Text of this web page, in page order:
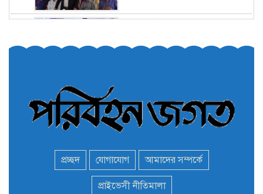
অনির্দিষ্টকালের জন্য বাংলাদেশে
মন্ত্রী এমপিদের দেশত্যাগের
প্রচ্ছদ যোগাযোগ আমাদের সম্পর্কে
প্রাইভেসী নীতিমালা